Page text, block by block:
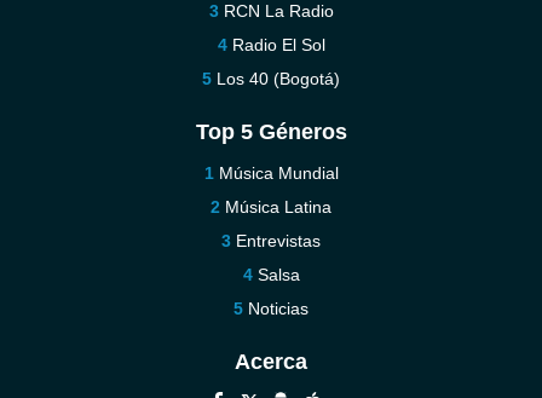
RCN La Radio
Radio El Sol
Los 40 (Bogotá)
Top 5 Géneros
Música Mundial
Música Latina
Entrevistas
Salsa
Noticias
Acerca